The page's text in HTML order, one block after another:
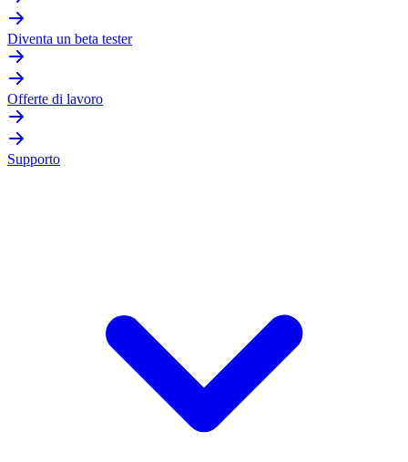
Diventa un beta tester
Offerte di lavoro
Supporto